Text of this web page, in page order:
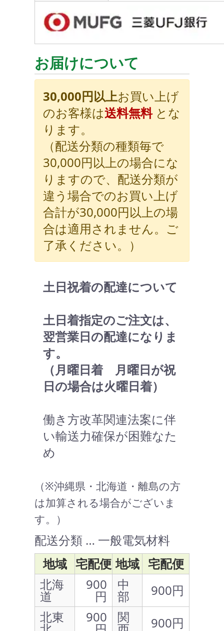
お届けについて
30,000円以上お買い上げ
のお客様は送料無料とな
ります。
（配送分類の種類毎で
30,000円以上の場合にな
りますので、配送分類が
違う場合でのお買い上げ
合計が30,000円以上の場
合は適用されません。ご
了承ください。）
土日祝着の配達について
土日着指定のご注文は、
翌営業日の配達になりま
す。
（月曜日着 月曜日が祝
日の場合は火曜日着）
働き方改革関連法案に伴
い輸送力確保が困難なた
め
（※沖縄県・北海道・離島の方
は加算される場合がございま
す。）
配送分類 … 一般電気材料
地域 宅配便 地域 宅配便
北海
道
900
円
中
部
900円
北東
900 関 900円